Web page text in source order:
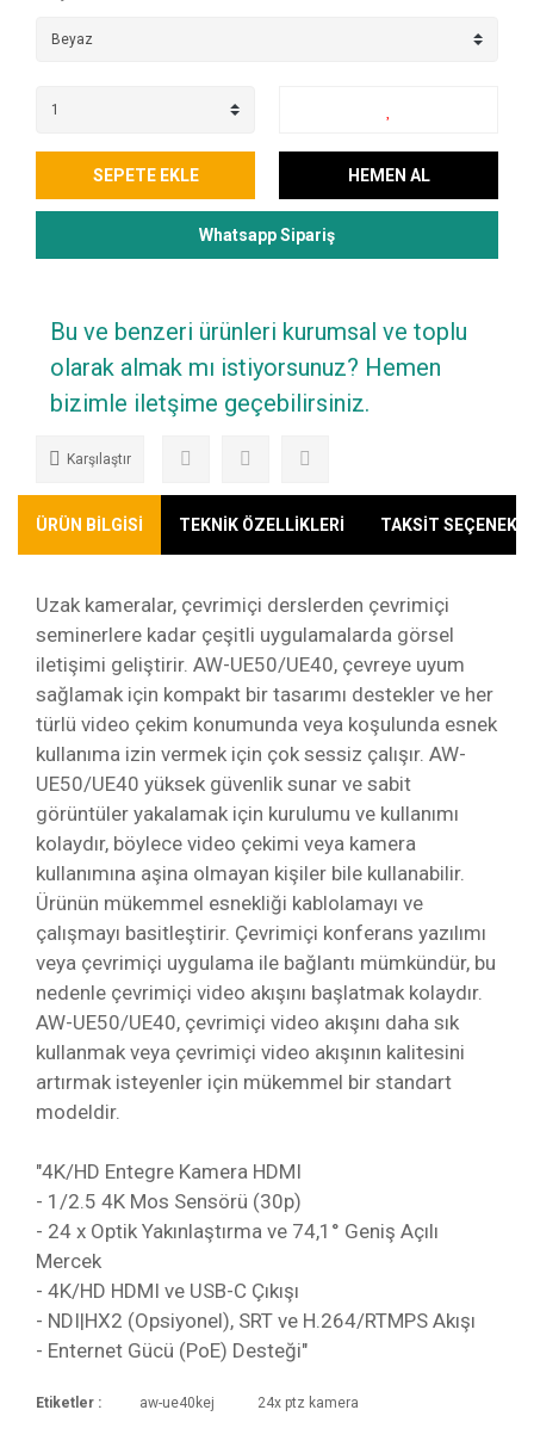
SEPETE EKLE HEMEN AL
Whatsapp Sipariş
Bu ve benzeri ürünleri kurumsal ve toplu
olarak almak mı istiyorsunuz? Hemen
bizimle iletşime geçebilirsiniz.
Karşılaştır
ÜRÜN BİLGİSİ TEKNİK ÖZELLİKLERİ TAKSİT
Uzak kameralar, çevrimiçi derslerden çevrimiçi
seminerlere kadar çeşitli uygulamalarda görsel
iletişimi geliştirir. AW-UE50/UE40, çevreye uyum
sağlamak için kompakt bir tasarımı destekler ve her
türlü video çekim konumunda veya koşulunda esnek
kullanıma izin vermek için çok sessiz çalışır. AW-
UE50/UE40 yüksek güvenlik sunar ve sabit
görüntüler yakalamak için kurulumu ve kullanımı
kolaydır, böylece video çekimi veya kamera
kullanımına aşina olmayan kişiler bile kullanabilir.
Ürünün mükemmel esnekliği kablolamayı ve
çalışmayı basitleştirir. Çevrimiçi konferans yazılımı
veya çevrimiçi uygulama ile bağlantı mümkündür, bu
nedenle çevrimiçi video akışını başlatmak kolaydır.
AW-UE50/UE40, çevrimiçi video akışını daha sık
kullanmak veya çevrimiçi video akışının kalitesini
artırmak isteyenler için mükemmel bir standart
modeldir.
"4K/HD Entegre Kamera HDMI
- 1/2.5 4K Mos Sensörü (30p)
- 24 x Optik Yakınlaştırma ve 74,1° Geniş Açılı
Mercek
- 4K/HD HDMI ve USB-C Çıkışı
- NDI|HX2 (Opsiyonel), SRT ve H.264/RTMPS Akışı
- Enternet Gücü (PoE) Desteği"
Motorlu Optik 24x zoom, F1.8 -
Etiketler : aw-ue40kej 24x ptz kamera